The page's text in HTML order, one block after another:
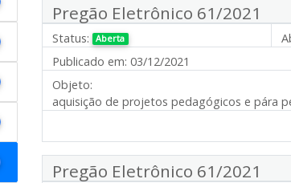
Pregão Eletrônico 61/2021
Status: Aberta
Publicado em: 03/12/2021
Objeto:
aquisição de projetos pedagógicos e pára
Pregão Eletrônico 61/2021